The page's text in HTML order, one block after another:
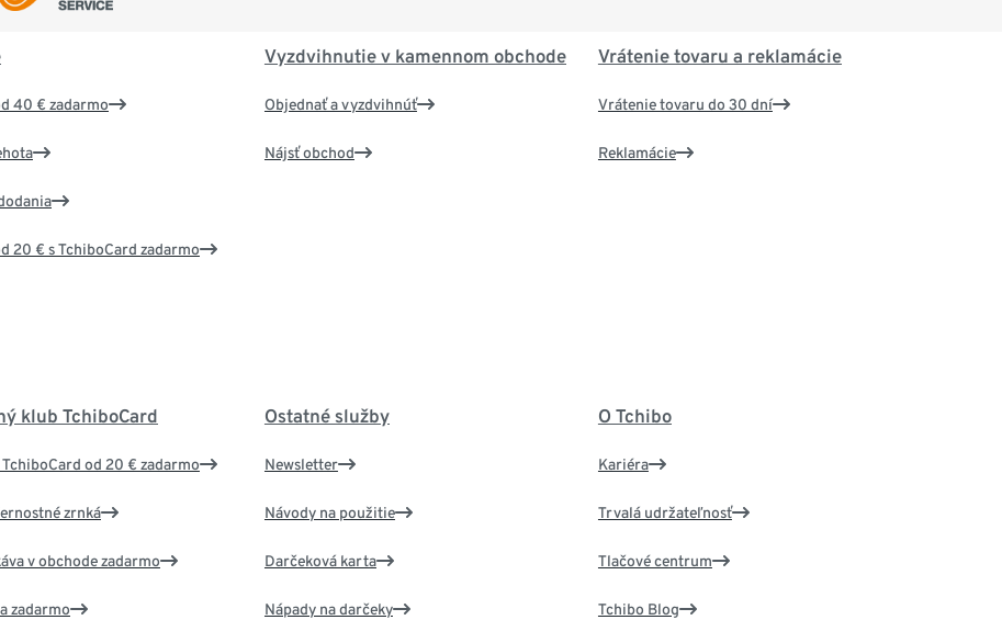
40 € zadarmo
20 € s TchiboCard zadarmo
Vyzdvihnutie v kamennom obchode
Objednať a vyzdvihnúť
Nájsť obchod
Vrátenie tovaru a reklamácie
Vrátenie tovaru do 30 dní
Reklamácie
klub TchiboCard
TchiboCard od 20 € zadarmo
zrnká
v obchode zadarmo
zadarmo
Ostatné služby
Newsletter
Návody na použitie
Darčeková karta
Nápady na darčeky
O Tchibo
Kariéra
Trvalá udržateľnosť
Tlačové centrum
Tchibo Blog